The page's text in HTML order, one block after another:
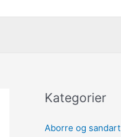
Kategorier
Aborre og sandart